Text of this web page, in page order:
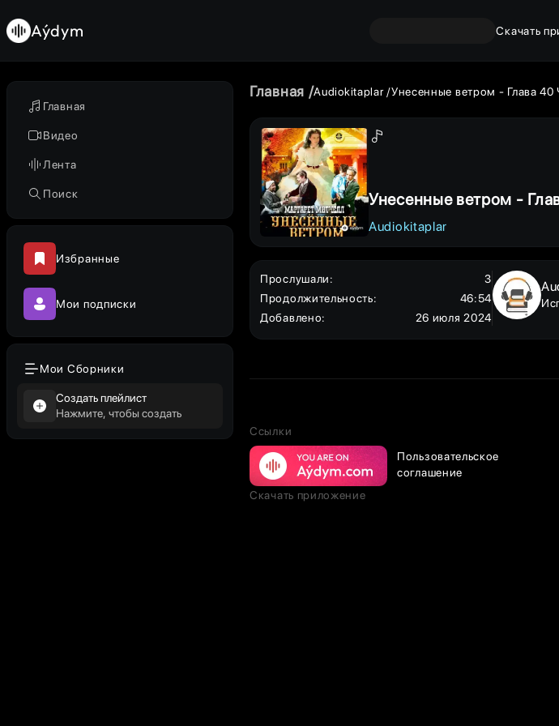
Главная
Видео
Лента
Поиск
Избранные
Мои подписки
Мои Сборники
Создать плейлист
Нажмите, чтобы создать
Aýdym Скачать
Главная Audiokitaplar Унесенные ветром - Глава 40
Унесенные ветром -
Audiokitaplar
Прослушали:
3
Продолжительность:
46:54
Добавлено: 26 июля 2024
Ссылки
Пользовательское
соглашение
Скачать приложение